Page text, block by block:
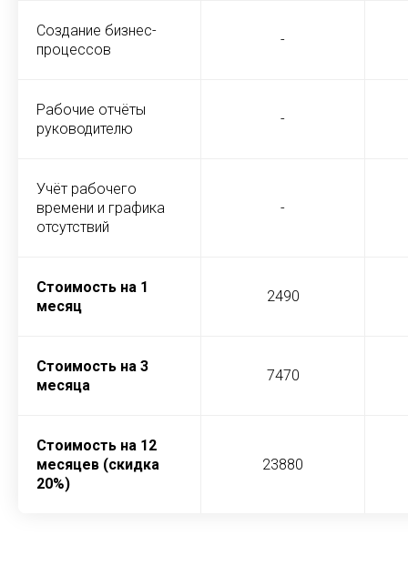
Создание бизнес-
процессов
-
Рабочие отчёты
руководителю
-
Учёт рабочего
времени и графика
отсутствий
-
Стоимость на 1
месяц
2490
Стоимость на 3
месяца
7470
Стоимость на 12
месяцев (скидка
20%)
23880